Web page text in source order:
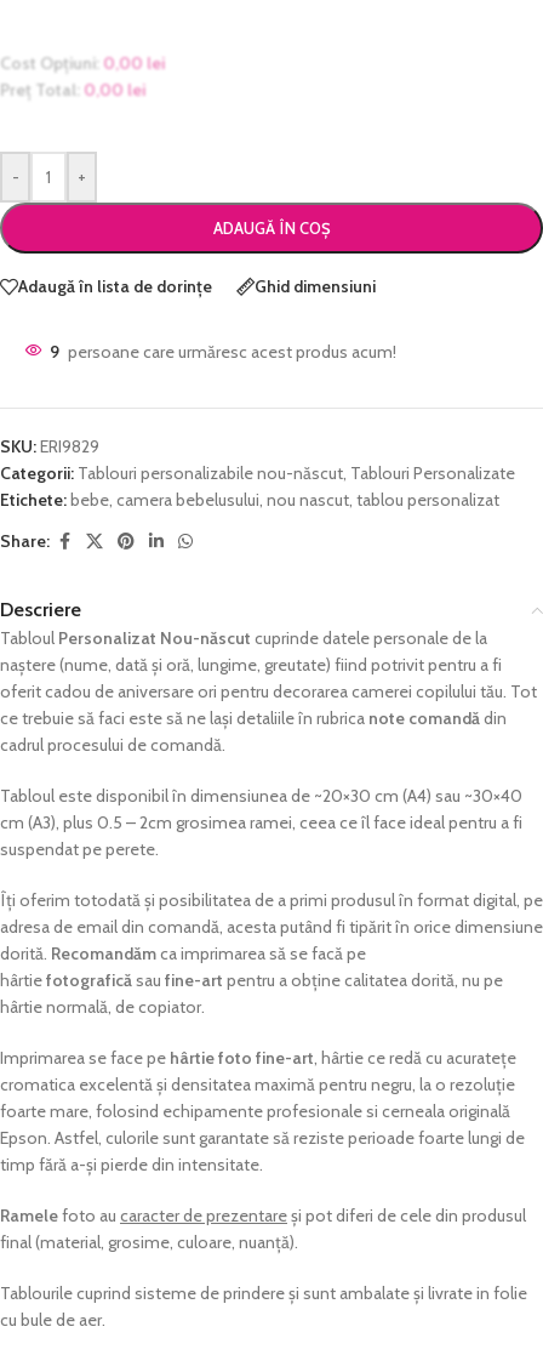
Cost Opțiuni: 0,00lei
Preț Total: 0,00lei
- +
ADAUGĂ ÎN COȘ
Adaugă în lista de dorințe Ghid dimensiuni
9 persoane care urmăresc acest produs acum!
SKU:ERI9829
Categorii: Tablouri personalizabile nou-născut Tablouri Personalizate
Etichete:bebe camera bebelusului nou nascut tablou personalizat
Share:
Descriere
Tabloul Personalizat Nou-născut cuprinde datele personale de la
naștere (nume, dată și oră, lungime, greutate) fiind potrivit pentru a fi
oferit cadou de aniversare ori pentru decorarea camerei copilului tău. Tot
ce trebuie să faci este să ne lași detaliile în rubrica note comandă din
cadrul procesului de comandă.
Tabloul este disponibil în dimensiunea de ~20×30 cm (A4) sau ~30×40
cm (A3), plus 0.5 – 2cm grosimea ramei, ceea ce îl face ideal pentru a fi
suspendat pe perete.
Îți oferim totodată și posibilitatea de a primi produsul în format digital, pe
adresa de email din comandă, acesta putând fi tipărit în orice dimensiune
dorită. Recomandămca imprimarea să se facă pe
hârtiefotografică sau fine-art pentru a obține calitatea dorită, nu pe
hârtie normală, de copiator.
Imprimarea se face pe hârtie foto fine-art , hârtie ce redă cu acuratețe
cromatica excelentă și densitatea maximă pentru negru, la o rezoluție
foarte mare, folosind echipamente profesionale si cerneala originală
Epson. Astfel, culorile sunt garantate să reziste perioade foarte lungi de
timp fără a-și pierde din intensitate.
Ramelefoto au caracter de prezentareși pot diferi de cele din produsul
final (material, grosime, culoare, nuanță).
Tablourile cuprind sisteme de prindere și sunt ambalate și livrate in folie
cu bule de aer.